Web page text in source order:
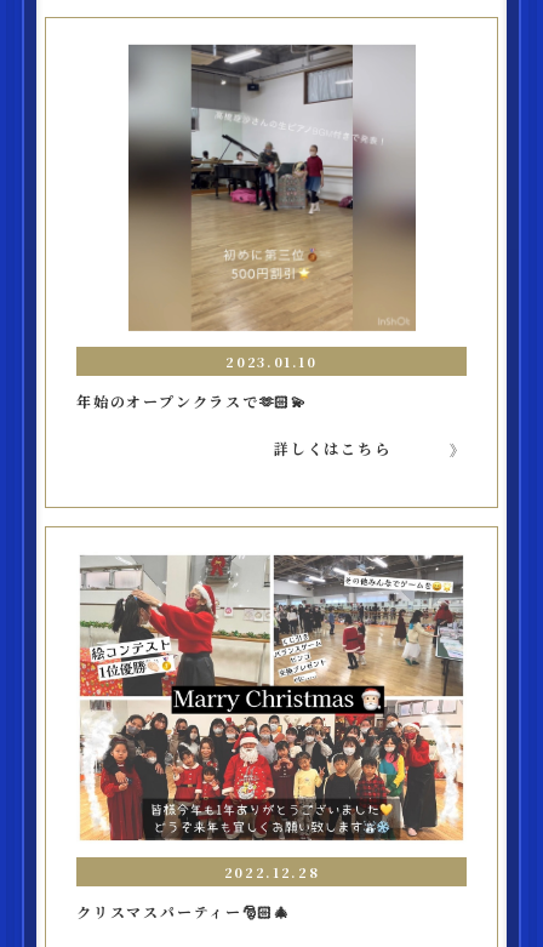
2023.01.10
年始のオープンクラスで🫶🏻💫
詳しくはこちら
2022.12.28
クリスマスパーティー🎅🏻🎄